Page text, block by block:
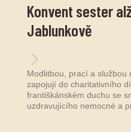
Konvent sester
Jablunkově
Modlitbou, prací a službou
zapojují do charitativního
františkánském duchu se
uzdravujícího nemocné a